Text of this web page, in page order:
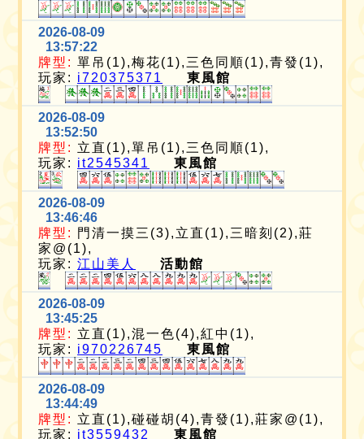
2026-08-09
13:57:22
牌型: 單吊(1),梅花(1),三色同順(1),青發(1),
玩家: i720375371 東風館
2026-08-09
13:52:50
牌型: 立直(1),單吊(1),三色同順(1),
玩家: it2545341 東風館
2026-08-09
13:46:46
牌型:
門清一摸三(3),立直(1),三暗刻(2),莊
家@(1),
玩家:江山美人 活動館
2026-08-09
13:45:25
牌型: 立直(1),混一色(4),紅中(1),
玩家: i970226745 東風館
2026-08-09
13:44:49
牌型: 立直(1),碰碰胡(4),青發(1),莊家@(1),
玩家: it3559432 東風館